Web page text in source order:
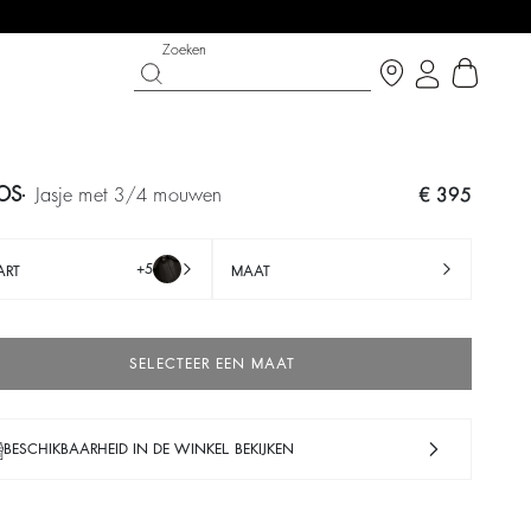
PARTYWEAR COLLECTION
SCHOENEN
Zoeken
jasje met 3/4 mouwen € 395
+5 MAAT
SELECTEER EEN MAAT
BESCHIKBAARHEID IN DE WINKEL BEKIJKEN